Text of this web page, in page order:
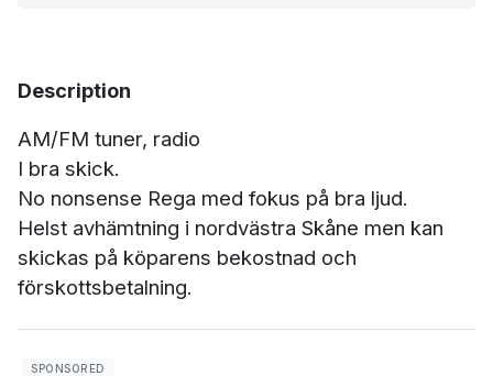
Description
AM/FM tuner, radio
I bra skick.
No nonsense Rega med fokus på bra ljud.
Helst avhämtning i nordvästra Skåne men kan
skickas på köparens bekostnad och
förskottsbetalning.